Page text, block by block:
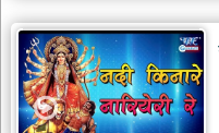
day
भजन
जोड़ें
add
bhajans